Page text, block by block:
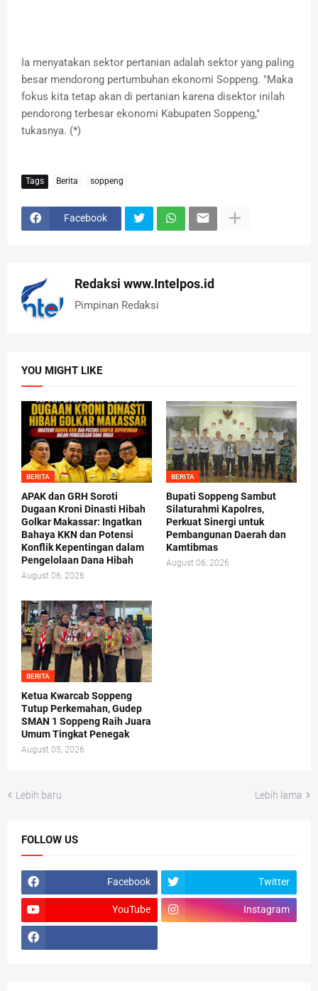
Ia menyatakan sektor pertanian adalah sektor yang paling
besar mendorong pertumbuhan ekonomi Soppeng. "Maka
fokus kita tetap akan di pertanian karena disektor inilah
pendorong terbesar ekonomi Kabupaten Soppeng,"
tukasnya. (*)
Tags Berita soppeng
Facebook
Redaksi www.Intelpos.id
Pimpinan Redaksi
YOU MIGHT LIKE
BERITA
APAK dan GRH Soroti
Dugaan Kroni Dinasti Hibah
Golkar Makassar: Ingatkan
Bahaya KKN dan Potensi
Konflik Kepentingan dalam
Pengelolaan Dana Hibah
August 06, 2026
BERITA
Bupati Soppeng Sambut
Silaturahmi Kapolres,
Perkuat Sinergi untuk
Pembangunan Daerah dan
Kamtibmas
August 06, 2026
BERITA
Ketua Kwarcab Soppeng
Tutup Perkemahan, Gudep
SMAN 1 Soppeng Raih Juara
Umum Tingkat Penegak
August 05, 2026
Lebih baru Lebih lama
FOLLOW US
Facebook Twitter
YouTube Instagram